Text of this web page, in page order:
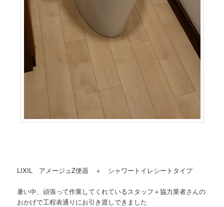
LIXIL アメージュZ便器 ＋ シャワートイレシートタイプ
暑い中、頑張って作業してくれているスタッフ＋協力業者さんの
おかげで工程表通りにお引き渡しできました